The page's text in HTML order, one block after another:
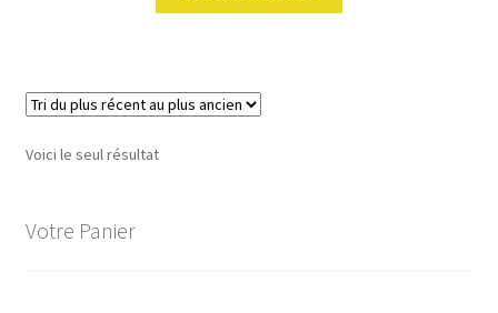
Voici le seul résultat
Votre Panier